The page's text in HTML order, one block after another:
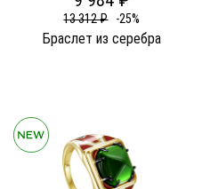
13 312 ₽ -25%
Браслет из серебра